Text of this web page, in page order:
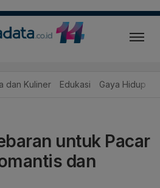
dan Kuliner Edukasi Gaya Hidup
untuk Pacar
dan